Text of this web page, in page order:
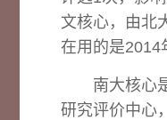
文核心，由北
在用的是2014
南大核心
研究评价中心